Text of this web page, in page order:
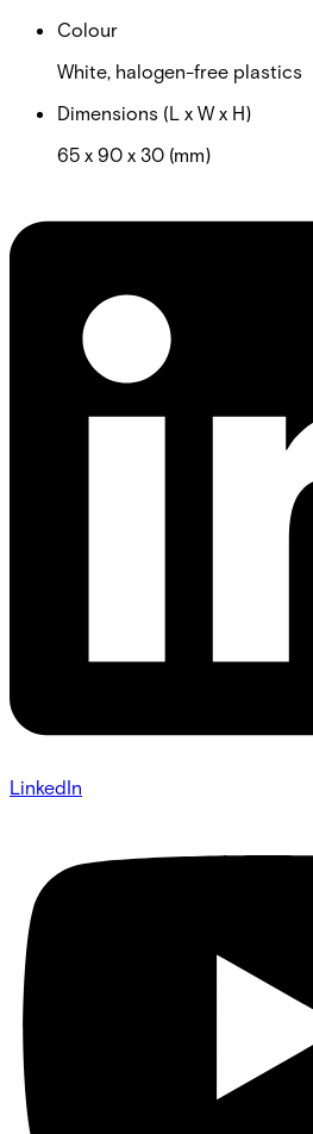
Colour
White, halogen-free plastics
Dimensions (L x W x H)
65 x 90 x 30 (mm)
LinkedIn